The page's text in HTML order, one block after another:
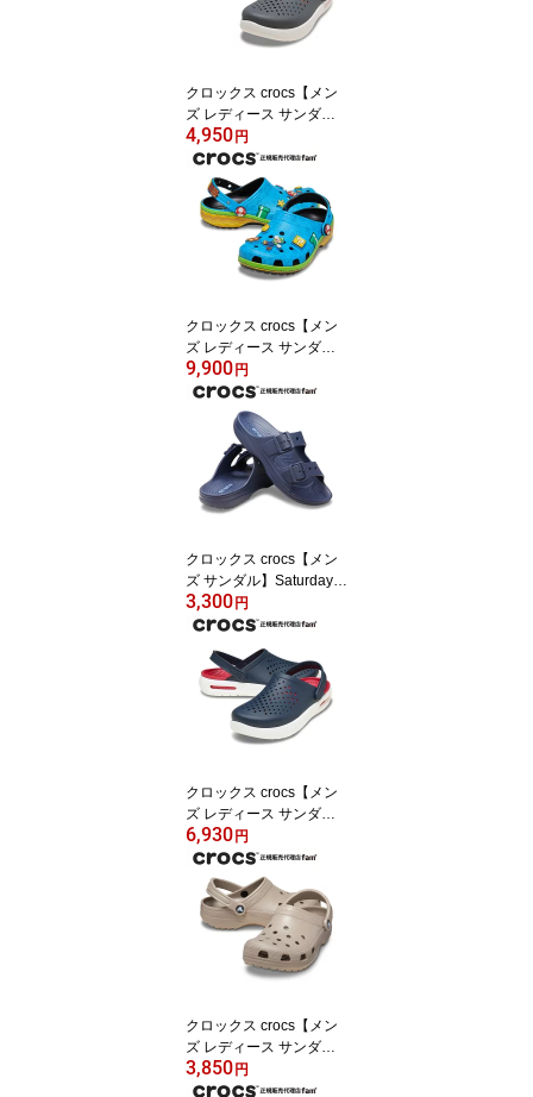
クロックス crocs【メン
ズ レディース サンダ
ル】InMotion Clog/イン
モーション クロッグ/209
964-0DA｜##
4,950円
クロックス crocs【メン
ズ レディース サンダ
ル】Super Mario Core Cl
assic Clog/スーパーマリ
オ コア クラシック クロ
ッグ/212138
9,900円
クロックス crocs【メン
ズ サンダル】Saturday S
andal M/サタデー サンダ
ル M /212245-410｜##
3,300円
クロックス crocs【メン
ズ レディース サンダ
ル】InMotion Clog/イン
モーション クロッグ/ネ
イビー｜
6,930円
クロックス crocs【メン
ズ レディース サンダ
ル】Classic/クラシック/
10001-214｜##
3,850円